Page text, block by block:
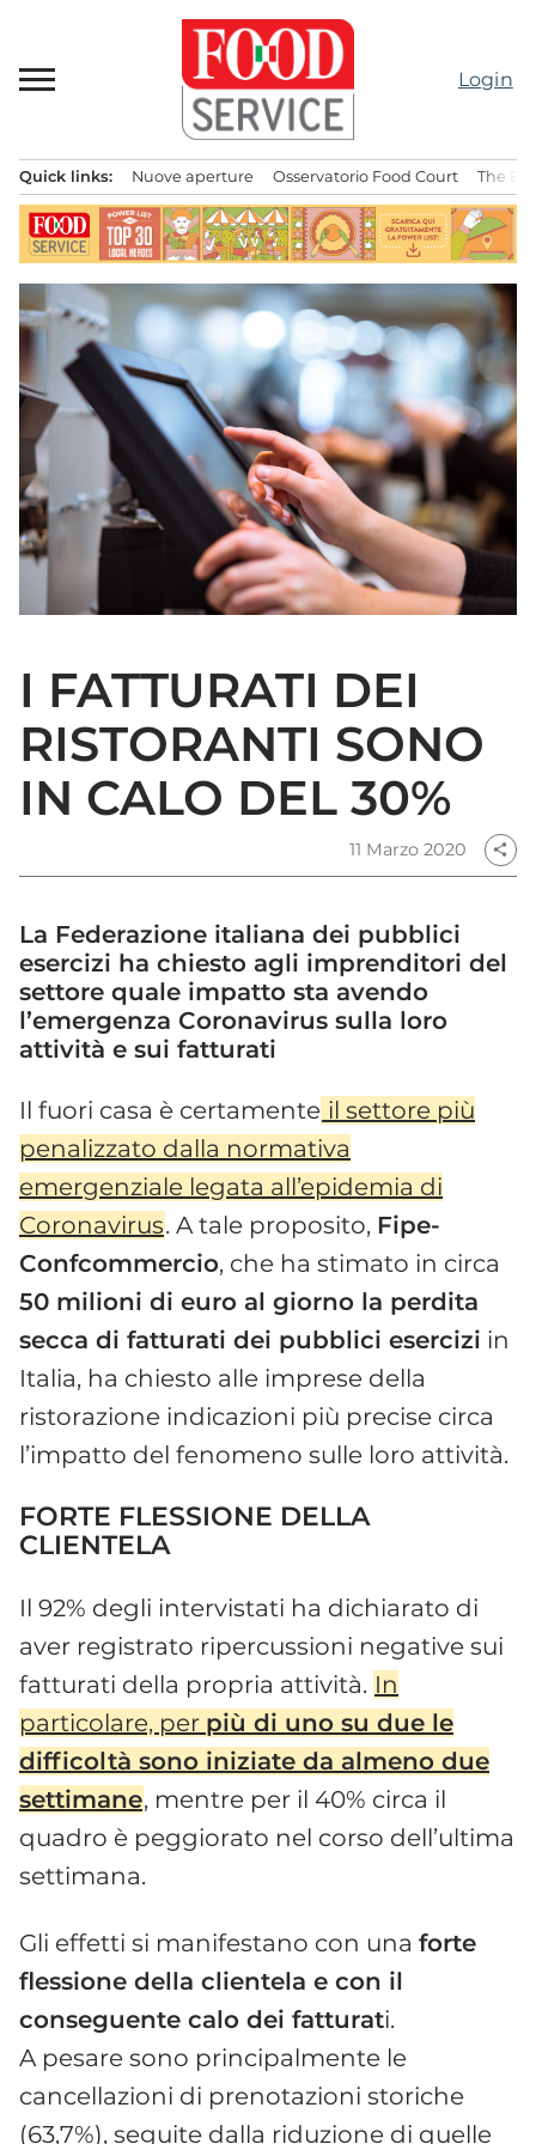
contenuto
Login
principale
Quick links: Nuove aperture Osservatorio Food Court The
I FATTURATI DEI
RISTORANTI SONO
IN CALO DEL 30%
11 Marzo 2020 share
La Federazione italiana dei pubblici
esercizi ha chiesto agli imprenditori del
settore quale impatto sta avendo
l’emergenza Coronavirus sulla loro
attività e sui fatturati
Il fuori casa è certamente il settore più
penalizzato dalla normativa
emergenziale legata all’epidemia di
Coronavirus. A tale proposito, Fipe-
Confcommercio, che ha stimato in circa
50 milioni di euro al giorno la perdita
secca di fatturati dei pubblici esercizi in
Italia, ha chiesto alle imprese della
ristorazione indicazioni più precise circa
l’impatto del fenomeno sulle loro attività.
FORTE FLESSIONE DELLA
CLIENTELA
Il 92% degli intervistati ha dichiarato di
aver registrato ripercussioni negative sui
fatturati della propria attività. In
particolare, per più di uno su due le
difficoltà sono iniziate da almeno due
settimane, mentre per il 40% circa il
quadro è peggiorato nel corso dell’ultima
settimana.
Gli effetti si manifestano con una forte
flessione della clientela e con il
conseguente calo dei fatturati.
A pesare sono principalmente le
cancellazioni di prenotazioni storiche
(63,7%), seguite dalla riduzione di quelle